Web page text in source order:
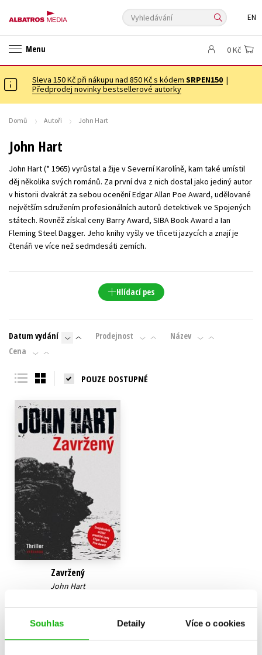
Souhlas Detaily Více o cookies
Vyhledávání EN
Menu
✉️ DÁRKOVÉ POUKAZY
Auto - moto
Beletrie pro děti
Dárkové publikace
Dárkové zboží
Esoterika a duchovní svět
Kuchařky
New Adult Ostatní Počítače
Poezie
Populárně - naučná pro dospělé
Populárně - naučné pro děti
Předškoláci
Příroda a zahrada
Přírodní vědy
Společnost, politika
Technika a věda
Učebnice
0 Kč
Sleva 150 Kč při nákupu nad 850 Kč s kódem SRPEN150 |
Předprodej novinky bestsellerové autorky
Domů Autoři John Hart
John Hart
John Hart (* 1965) vyrůstal a žije v Severní Karolíně, kam také umístil
děj několika svých románů. Za první dva z nich dostal jako jediný autor
v historii dvakrát za sebou ocenění Edgar Allan Poe Award, udělované
největším sdružením profesionálních autorů detektivek ve Spojených
státech. Rovněž získal ceny Barry Award, SIBA Book Award a Ian
Fleming Steel Dagger. Jeho knihy vyšly ve třiceti jazycích a znají je
čtenáři ve více než sedmdesáti zemích.
Hlídací pes
Datum vydání Prodejnost
Název
Cena
POUZE DOSTUPNÉ
Zavržený
John Hart
Do košíku